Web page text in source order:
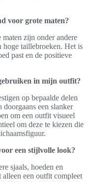
voor grote maten?
zijn onder andere
taillebroeken. Het is
past en de positieve
in mijn outfit?
op bepaalde delen
een slanker
om een outfit visueel
om deze te kiezen die
een stijlvolle look?
sjaals, hoeden en
alleen een outfit compleet